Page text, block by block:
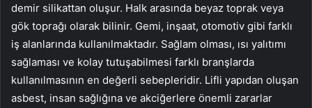
demir silikattan oluşur. Halk arasında beyaz toprak veya
gök toprağı olarak bilinir. Gemi, inşaat, otomotiv gibi farklı
iş alanlarında kullanılmaktadır. Sağlam olması, ısı yalıtımı
sağlaması ve kolay tutuşabilmesi farklı branşlarda
kullanılmasının en değerli sebepleridir. Lifli yapıdan oluşan
asbest, insan sağlığına ve akciğerlere önemli zararlar